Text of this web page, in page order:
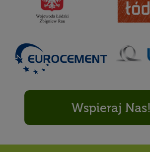
Wspieraj Nas!